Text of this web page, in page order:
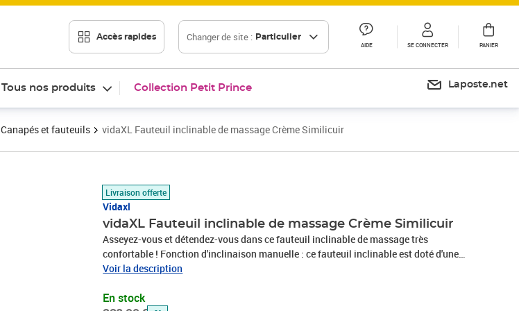
Accès rapides Changer de site : Particulier
AIDE SE CONNECTER PANIER
Tous nos produits Collection Petit Prince Laposte.net
Canapés et fauteuils vidaXL Fauteuil inclinable de massage Crème Similicuir
Livraison offerte
Vidaxl
vidaXL Fauteuil inclinable de massage Crème Similicuir
Asseyez-vous et détendez-vous dans ce fauteuil inclinable de massage très
confortable ! Fonction d'inclinaison manuelle : ce fauteuil inclinable est doté d'une
poignée du côté droit. Vous pouvez régler manuellement le repose-pieds et le dossier
poignée. Cette fonction permet une inclinaison maximale de 135 degrés. De plus, le
Voir la description
En stock
Prix barré 228,99 €
Prix 214,89€